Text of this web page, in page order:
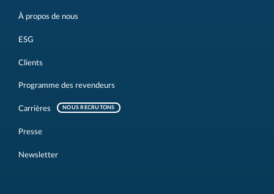
À propos de nous
ESG
Clients
Programme des revendeurs
Carrières NOUS RECRUTONS
Presse
Newsletter